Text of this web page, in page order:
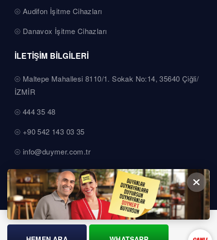
Audifon İşitme Cihazları
Danavox İşitme Cihazları
İLETİŞİM BİLGİLERİ
Maltepe Mahallesi 8110/1. Sokak No:14, 35640 Çiğli/
İZMİR
444 35 48
+90 542 143 03 35
info@duymer.com.tr